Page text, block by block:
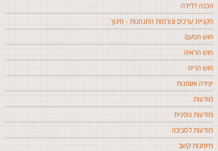
ללידה
ערכים ונורמות התנהגות - חינוך
הטעם
הראיה
הריח
ואומנות
גופנית
לסביבה
קשב